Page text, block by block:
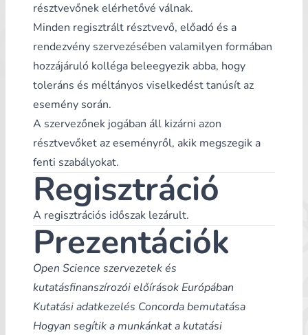
résztvevőnek elérhetővé válnak.
Minden regisztrált résztvevő, előadó és a
rendezvény szervezésében valamilyen formában
hozzájáruló kolléga beleegyezik abba, hogy
toleráns és méltányos viselkedést tanúsít az
esemény során.
A szervezőnek jogában áll kizárni azon
résztvevőket az eseményről, akik megszegik a
fenti szabályokat.
Regisztráció
A regisztrációs időszak lezárult.
Prezentációk
Open Science szervezetek és
kutatásfinanszírozói előírások Európában
Kutatási adatkezelés Concorda bemutatása
Hogyan segítik a munkánkat a kutatási